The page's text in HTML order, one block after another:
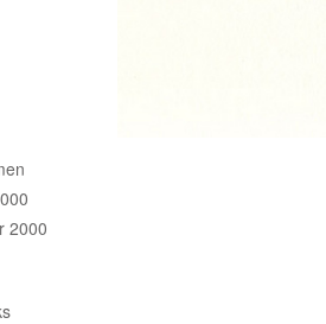
2000